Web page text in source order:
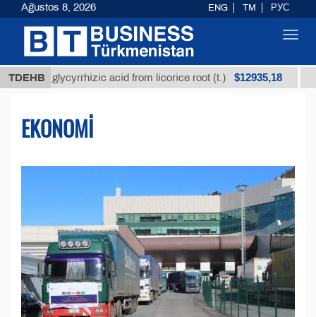
TDEHB
glycyrrhizic acid from licorice root (t.) $12935,18 Low-
EKONOMI
Ağustos 8, 2026 ENG TM РУС